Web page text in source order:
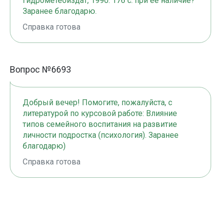
Заранее благодарю.
Справка готова
Вопрос №6693
Добрый вечер! Помогите, пожалуйста, с
литературой по курсовой работе: Влияние
типов семейного воспитания на развитие
личности подростка (психология). Заранее
благодарю)
Справка готова